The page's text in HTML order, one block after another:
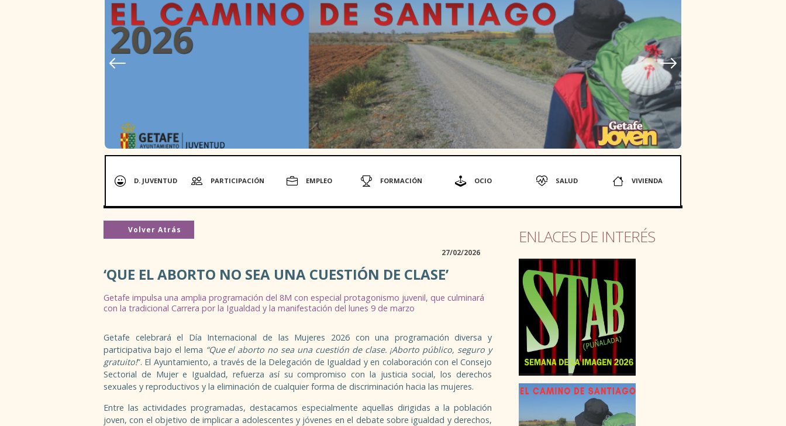
D. JUVENTUD PARTICIPACIÓN EMPLEO FORMACIÓN OCIO SALUD VIVIENDA
27/02/2026
‘QUE EL ABORTO NO SEA UNA CUESTIÓN DE CLASE’
Getafe impulsa una amplia programación del 8M con especial protagonismo juvenil, que culminará
con la tradicional Carrera por la Igualdad y la manifestación del lunes 9 de marzo
Getafe celebrará el Día Internacional de las Mujeres 2026 con una programación diversa y
participativa bajo el lema “Que el aborto no sea una cuestión de clase. ¡Aborto público, seguro y
gratuito!”. El Ayuntamiento, a través de la Delegación de Igualdad y en colaboración con el Consejo
Sectorial de Mujer e Igualdad, refuerza así su compromiso con la justicia social, los derechos
sexuales y reproductivos y la eliminación de cualquier forma de discriminación hacia las mujeres.
Entre las actividades programadas, destacamos especialmente aquellas dirigidas a la población
joven, con el objetivo de implicar a adolescentes y jóvenes en el debate sobre igualdad y derechos,
Volver Atrás ENLACES DE INTERÉS